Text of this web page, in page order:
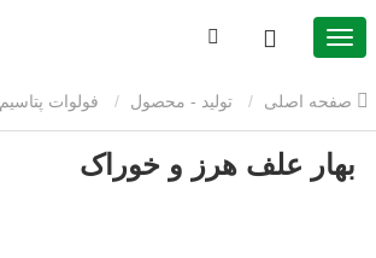
تولید - محصول فولوات پتاسیم
بهار علف هرز و خوراک
بهار علف هرز و خوراک